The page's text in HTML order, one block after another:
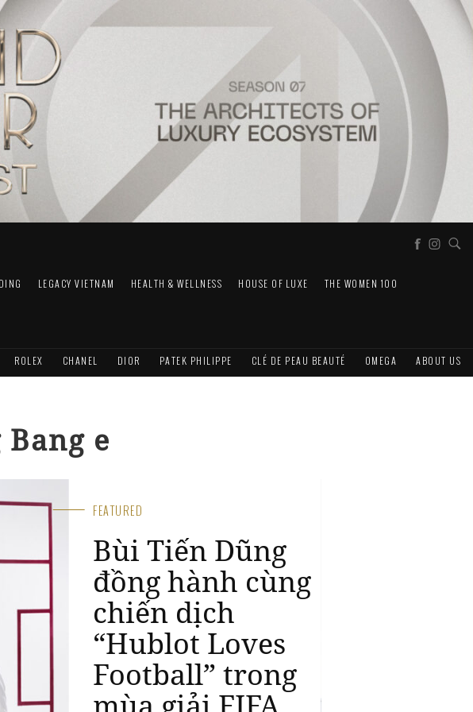
LEGACY VIETNAM HEALTH & WELLNESS HOUSE OF LUXE THE WOMEN 100
ROLEX CHANEL DIOR PATEK PHILIPPE CLÉ DE PEAU BEAUTÉ OMEGA ABOUT US
e
FEATURED
Hublot công bố
chiến dịch
“Hublot Loves
Football” với
phong cách độc